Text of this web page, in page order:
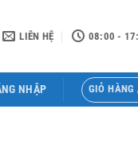
LIÊN HỆ 08:00 -
NHẬP GIỎ HÀNG